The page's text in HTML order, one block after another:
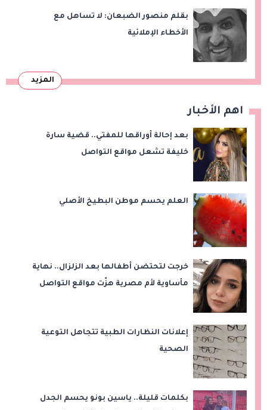
بقلم منصور الضبعان: لا تساهل مع
الأخطاء الإملائية
المزيد
اهم الأخبار
بعد إحالة أوراقها للمفتي.. قضية سارة
خليفة تشعل مواقع التواصل
العلم يحسم موطن البطيخ الأصلي
خرجت لتحتضن أطفالها بعد الزلزال.. نهاية
مأساوية لأم مصرية هزّت مواقع التواصل
إعلانات النظارات الطبية تتجاهل التوعية
الصحية
بكلمات قليلة.. ياسين بونو يحسم الجدل